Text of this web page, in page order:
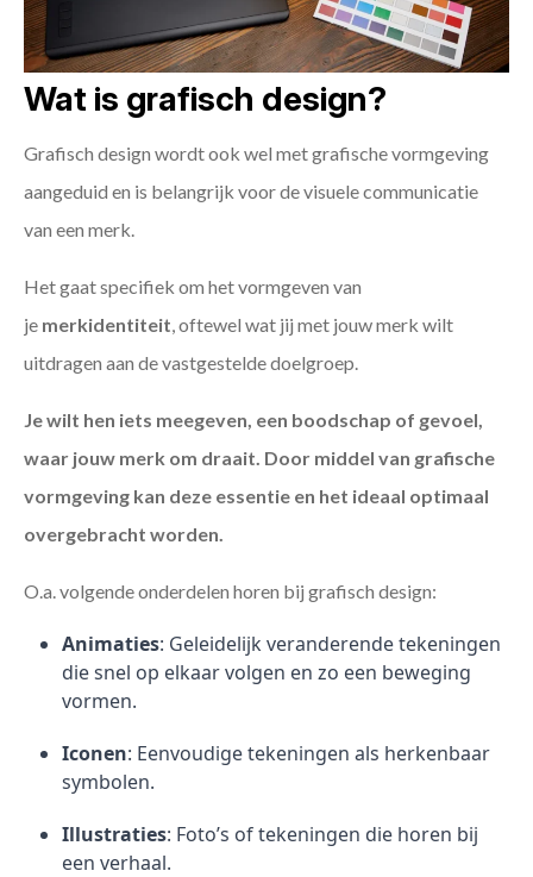
Wat is grafisch design?
Grafisch design wordt ook wel met grafische vormgeving
aangeduid en is belangrijk voor de visuele communicatie
van een merk.
Het gaat specifiek om het vormgeven van
je merkidentiteit , oftewel wat jij met jouw merk wilt
uitdragen aan de vastgestelde doelgroep.
Je wilt hen iets meegeven, een boodschap of gevoel,
waar jouw merk om draait. Door middel van grafische
vormgeving kan deze essentie en het ideaal optimaal
overgebracht worden.
O.a. volgende onderdelen horen bij grafisch design:
Animaties: Geleidelijk veranderende tekeningen
die snel op elkaar volgen en zo een beweging
vormen.
Iconen: Eenvoudige tekeningen als herkenbaar
symbolen.
Illustraties: Foto’s of tekeningen die horen bij
een verhaal.